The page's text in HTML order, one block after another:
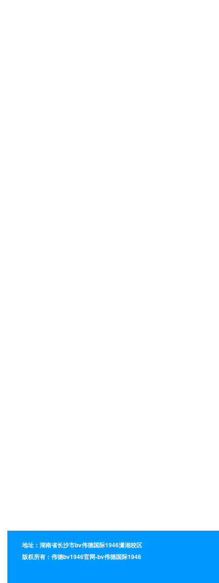
地址：湖南省长沙市bv伟德国际1946潇湘校区
版权所有：伟德bv1946官网-bv伟德国际1946